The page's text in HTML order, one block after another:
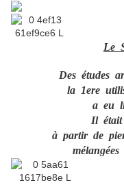
Le
Des études
la 1ere
a eu
Il était
à partir de